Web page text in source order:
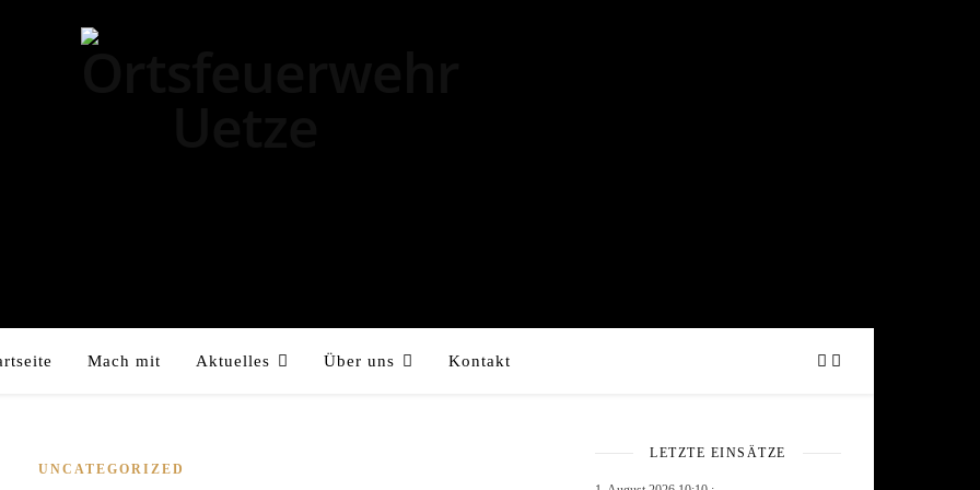
Mach mit Aktuelles Über uns Kontakt
UNCATEGORIZED
LETZTE EINSÄTZE